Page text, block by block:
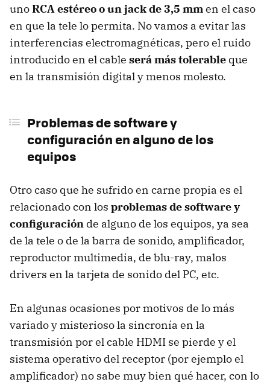
unoRCA estéreo o un jack de 3,5 mmen el caso
en que la tele lo permita. No vamos a evitar las
interferencias electromagnéticas, pero el ruido
introducido en el cable será más tolerable que
en la transmisión digital y menos molesto.
Problemas de software y
configuración en alguno de los
equipos
Otro caso que he sufrido en carne propia es el
relacionado con los problemas de software y
configuración de alguno de los equipos, ya sea
de la tele o de la barra de sonido, amplificador,
reproductor multimedia, de blu-ray, malos
drivers en la tarjeta de sonido del PC, etc.
En algunas ocasiones por motivos de lo más
variado y misterioso la sincronía en la
transmisión por el cable HDMI se pierde y el
sistema operativo del receptor (por ejemplo el
amplificador) no sabe muy bien qué hacer, con lo